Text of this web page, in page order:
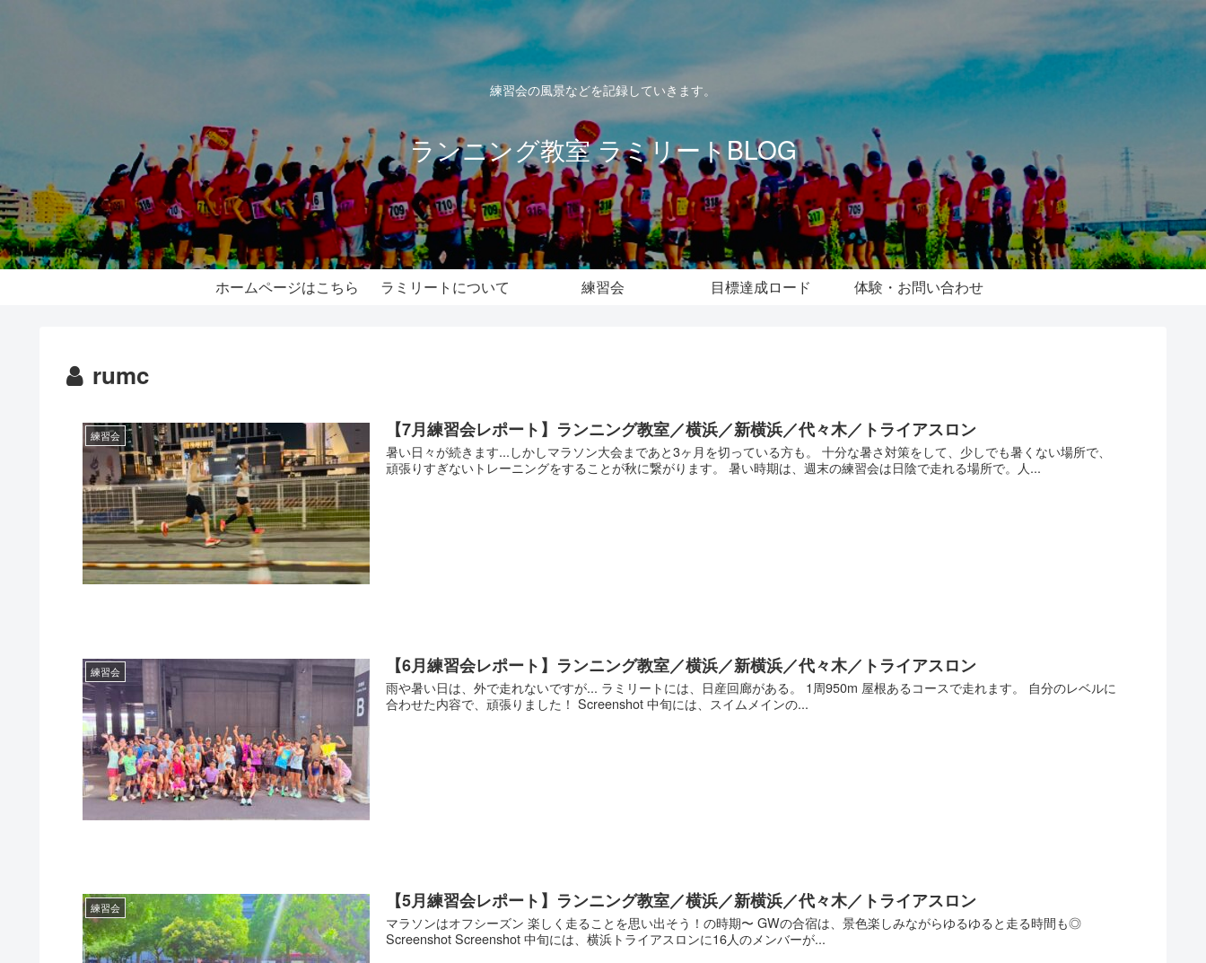
練習会の風景などを記録していきます。
ランニング教室 ラミリートBLOG
ホームページはこちら ラミリートについて 練習会 目標達成ロード 体験・お問い合わせ
rumc
練習会 【7月練習会レポート】ランニング教室／横浜／新横浜／代々木／トライアスロン
暑い日々が続きます...しかしマラソン大会まであと3ヶ月を切っている方も。 十分な暑さ対策をして、少しでも暑くない場所で、
頑張りすぎないトレーニングをすることが秋に繋がります。 暑い時期は、週末の練習会は日陰で走れる場所で。人...
練習会 【6月練習会レポート】ランニング教室／横浜／新横浜／代々木／トライアスロン
雨や暑い日は、外で走れないですが... ラミリートには、日産回廊がある。 1周950m 屋根あるコースで走れます。 自分のレベルに
合わせた内容で、頑張りました！ Screenshot 中旬には、スイムメインの...
練習会 【5月練習会レポート】ランニング教室／横浜／新横浜／代々木／トライアスロン
マラソンはオフシーズン 楽しく走ることを思い出そう！の時期〜 GWの合宿は、景色楽しみながらゆるゆると走る時間も◎
Screenshot Screenshot 中旬には、横浜トライアスロンに16人のメンバーが...